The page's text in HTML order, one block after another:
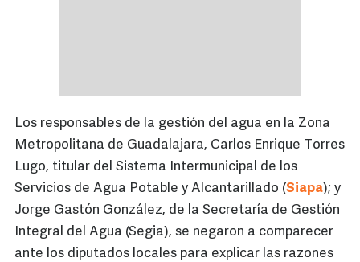
Los responsables de la gestión del agua en la Zona
Metropolitana de Guadalajara, Carlos Enrique Torres
Lugo, titular del Sistema Intermunicipal de los
Servicios de Agua Potable y Alcantarillado (Siapa); y
Jorge Gastón González, de la Secretaría de Gestión
Integral del Agua (Segia), se negaron a comparecer
ante los diputados locales para explicar las razones